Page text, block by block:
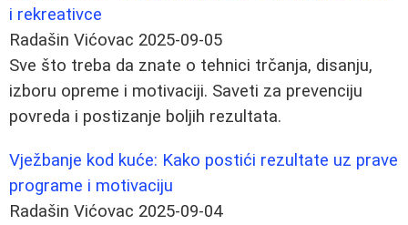
i rekreativce
Radašin Vićovac 2025-09-05
Sve što treba da znate o tehnici trčanja, disanju,
izboru opreme i motivaciji. Saveti za prevenciju
povreda i postizanje boljih rezultata.
Vježbanje kod kuće: Kako postići rezultate uz prave
programe i motivaciju
Radašin Vićovac 2025-09-04